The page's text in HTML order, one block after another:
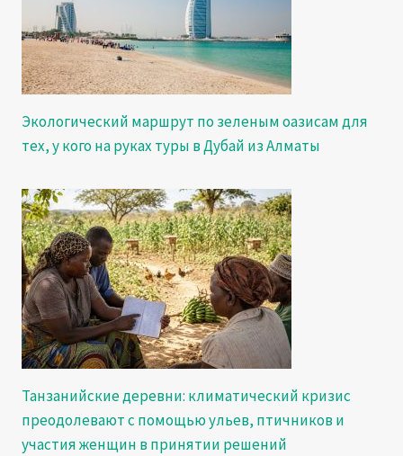
Экологический маршрут по зеленым оазисам для
тех, у кого на руках туры в Дубай из Алматы
Танзанийские деревни: климатический кризис
преодолевают с помощью ульев, птичников и
участия женщин в принятии решений